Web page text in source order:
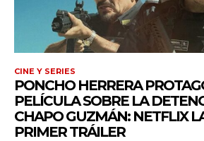
CINE Y SERIES
PONCHO HERRERA
PELÍCULA SOBRE LA
CHAPO GUZMÁN: NETFLIX
PRIMER TRÁILER